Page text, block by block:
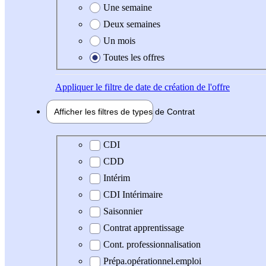
Une semaine
Deux semaines
Un mois
Toutes les offres
Appliquerle filtre de date de création de l'offre
Afficher les filtres de types de Contrat
Type de contrat
CDI
CDD
Intérim
CDI Intérimaire
Saisonnier
Contrat apprentissage
Cont. professionnalisation
Prépa.opérationnel.emploi